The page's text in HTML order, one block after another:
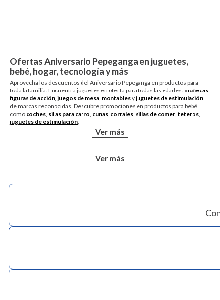
Ofertas Aniversario Pepeganga en juguetes,
bebé, hogar, tecnología y más
Aprovecha los descuentos del Aniversario Pepeganga en productos para
toda la familia. Encuentra juguetes en oferta para todas las edades: muñecas,
figuras de acción, juegos de mesa, montablesyjuguetes de estimulación
de marcas reconocidas. Descubre promociones en productos para bebé
como coches, sillas para carro, cunas, corrales, sillas de comer, teteros,
juguetes de estimulación,
Ver más
Ver más